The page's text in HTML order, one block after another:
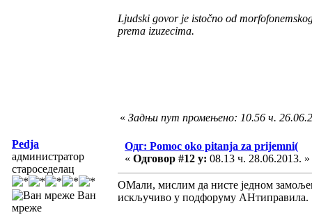
Ljudski govor je istočno od
prema izuzecima.
« Задњи пут промењено: 10.56 ч.
Pedja
администратор
староседелац
Ван
мреже
Одг: Pomoc oko pitanja za prijemni(
« Одговор #12 у: 08.13 ч. 28.06.2013. »
ОМали, мислим да нисте једном
искључиво у подфоруму АНтиправила.